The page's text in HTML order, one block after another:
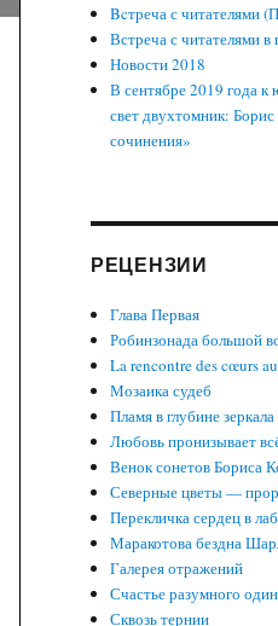
Bcтреча с читателями
Встреча с читателями
Новости 2018
В сентябре 2019 года
свет двухтомник:
сочинения»
РЕЦЕНЗИИ
Глава Первая
Робинзонада большой
La rencontre des cœurs
Мозаика судеб
Пламя в глубине зеркала
Любовь пронизывает
Венок сонетов Бориса
Северные цветы —
Перекличка сердец в
Маракотова бездна
Галерея отражений
Счастье разумного
Сквозь тернии